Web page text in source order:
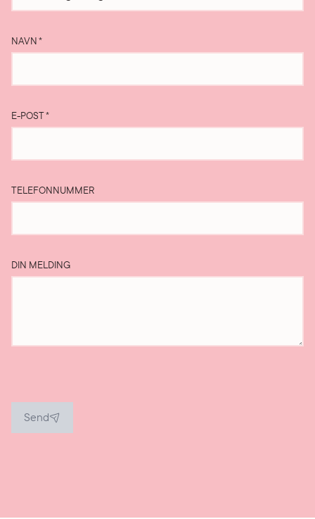
NAVN*
E-POST*
TELEFONNUMMER
DIN MELDING
Send